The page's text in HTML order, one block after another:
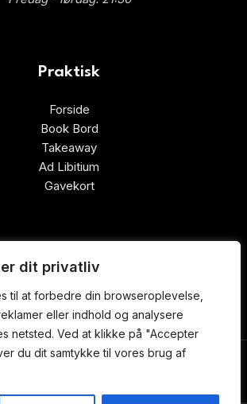
dit privatliv
til at forbedre din browseroplevelse,
eller indhold og analysere
netsted. Ved at klikke på "Accepter
du dit samtykke til vores brug af
Praktisk
Forside
Book Bord
Takeaway
Ad Libitium
Gavekort
spørgsmål vedr. allergene ingredienser i vores
@ 2024 | Powered byNemBestil ApS